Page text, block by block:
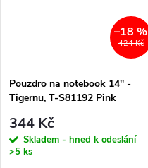
424 Kč
–18 %
Pouzdro na notebook 14'' -
Tigernu, T-S81192 Pink
344 Kč
Skladem - hned k odeslání
>5 ks